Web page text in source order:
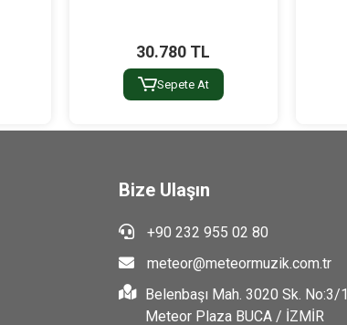
30.780 TL
Sepete At
Bize Ulaşın
+90 232 955 02 80
meteor@meteormuzik.com.tr
Belenbaşı Mah. 3020 Sk. No:3/1
Meteor Plaza BUCA / İZMİR